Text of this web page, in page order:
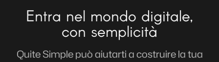
Entra nel mondo digitale,
con semplicità
Quite Simple può aiutarti a costruire la tua